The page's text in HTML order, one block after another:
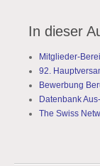
In dieser
Mitglieder-
92.
Bewerbung
Datenbank
The Swiss